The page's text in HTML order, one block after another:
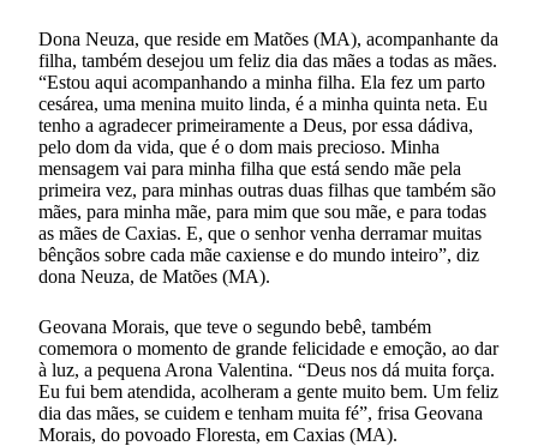
Dona Neuza, que reside em Matões (MA), acompanhante da
filha, também desejou um feliz dia das mães a todas as mães.
“Estou aqui acompanhando a minha filha. Ela fez um parto
cesárea, uma menina muito linda, é a minha quinta neta. Eu
tenho a agradecer primeiramente a Deus, por essa dádiva,
pelo dom da vida, que é o dom mais precioso. Minha
mensagem vai para minha filha que está sendo mãe pela
primeira vez, para minhas outras duas filhas que também são
mães, para minha mãe, para mim que sou mãe, e para todas
as mães de Caxias. E, que o senhor venha derramar muitas
bênçãos sobre cada mãe caxiense e do mundo inteiro”, diz
dona Neuza, de Matões (MA).
Geovana Morais, que teve o segundo bebê, também
comemora o momento de grande felicidade e emoção, ao dar
à luz, a pequena Arona Valentina. “Deus nos dá muita força.
Eu fui bem atendida, acolheram a gente muito bem. Um feliz
dia das mães, se cuidem e tenham muita fé”, frisa Geovana
Morais, do povoado Floresta, em Caxias (MA).